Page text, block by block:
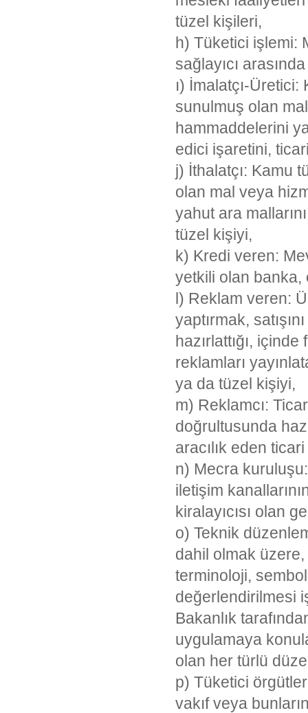
tüzel kişileri,
h) Tüketici işlemi:
sağlayıcı
ı) İmalatçı-
sunulmuş olan
hammaddelerini
edici işaretini,
j) İthalatçı: Kamu
olan mal veya
yahut ara
tüzel kişiyi,
k) Kredi veren:
yetkili olan banka,
l) Reklam veren:
yaptırmak,
hazırlattığı,
reklamları
ya da tüzel kişiyi,
m) Reklamcı:
doğrultusunda
aracılık eden
n) Mecra
iletişim
kiralayıcısı olan
o) Teknik
dahil olmak
terminoloji,
değerlendirilmesi
Bakanlık
uygulamaya
olan her türlü
p) Tüketici
vakıf veya